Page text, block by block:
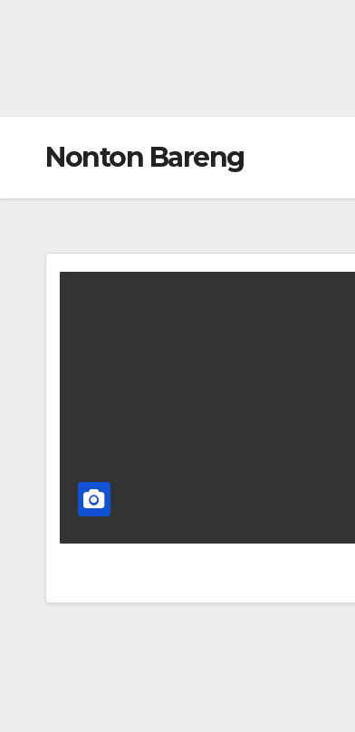
Nonton Bareng